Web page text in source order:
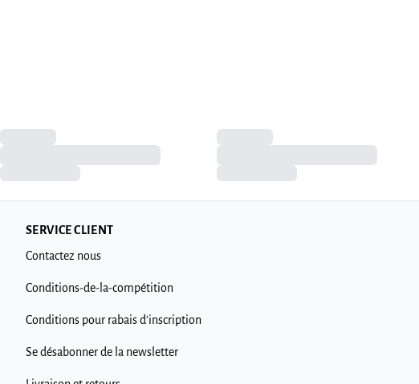
SERVICE CLIENT
Contactez nous
Conditions-de-la-compétition
Conditions pour rabais d'inscription
Se désabonner de la newsletter